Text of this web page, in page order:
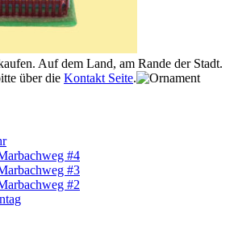
Auf dem Land, am Rande der Stadt.
über die Kontakt Seite.
#4
#3
#2